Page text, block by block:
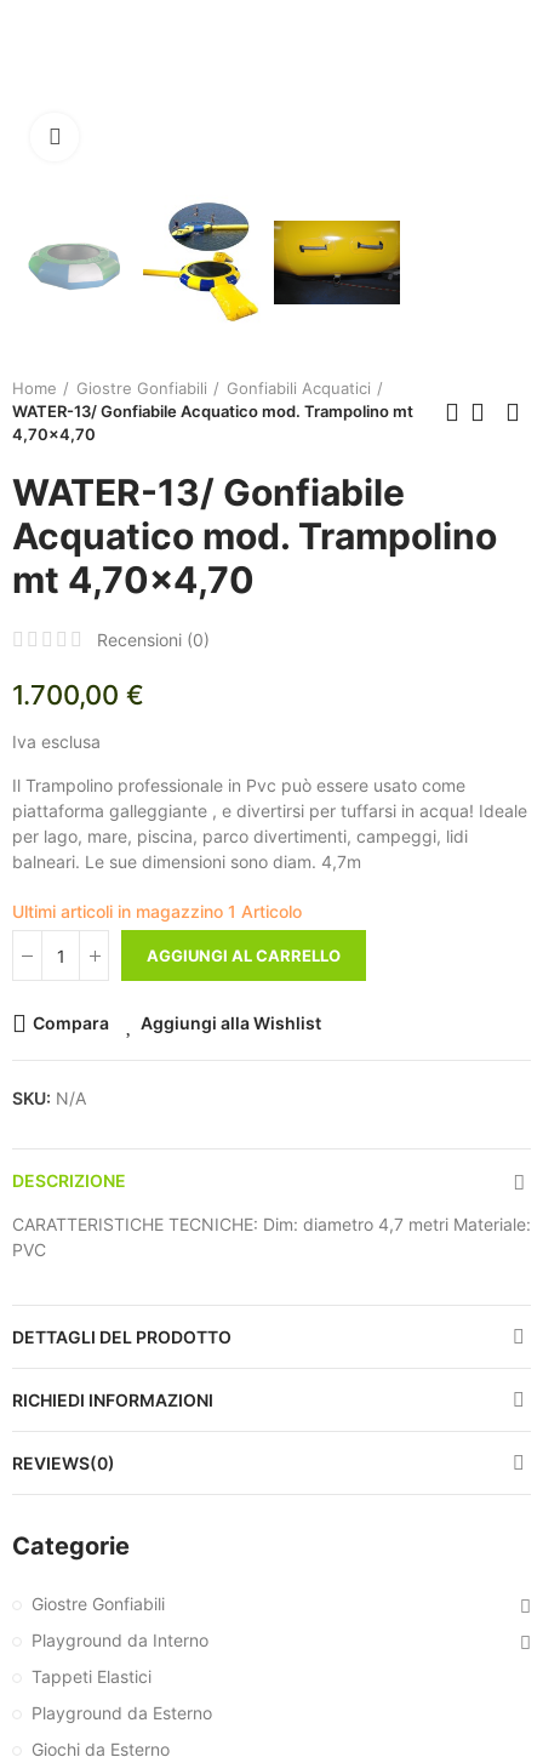
Home Giostre Gonfiabili
Gonfiabili Acquatici
WATER-13/ Gonfiabile Acquatico mod. Trampolino mt
4,70x4,70
WATER-13/ Gonfiabile
Acquatico mod. Trampolino
mt 4,70x4,70
Recensioni (0)
1.700,00 €
Iva esclusa
Il Trampolino professionale in Pvc può essere usato come
piattaforma galleggiante , e divertirsi per tuffarsi in acqua! Ideale
per lago, mare, piscina, parco divertimenti, campeggi, lidi
balneari. Le sue dimensioni sono diam. 4,7m
Ultimi articoli in magazzino 1 Articolo
AGGIUNGI AL CARRELLO
Compara Aggiungi alla Wishlist
SKU: N/A
DESCRIZIONE
CARATTERISTICHE TECNICHE: Dim: diametro 4,7 metri Materiale:
PVC
DETTAGLI DEL PRODOTTO
RICHIEDI INFORMAZIONI
REVIEWS(0)
Categorie
Giostre Gonfiabili
Playground da Interno
Tappeti Elastici
Playground da Esterno
Giochi da Esterno